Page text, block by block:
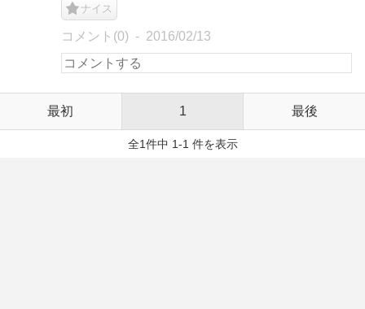
ナイス
コメント(0) 2016/02/13
最初 1 最後
全1件中 1-1 件を表示